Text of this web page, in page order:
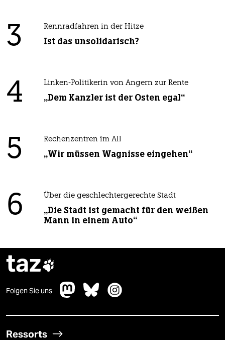
3 Rennradfahren in der Hitze
Ist das unsolidarisch?
4 Linken-Politikerin von Angern zur Rente
„Dem Kanzler ist der Osten egal“
5 Rechenzentren im All
„Wir müssen Wagnisse eingehen“
6 Über die geschlechtergerechte Stadt
„Die Stadt ist gemacht für den weißen
Mann in einem Auto“
taz
Folgen Sie uns
Ressorts